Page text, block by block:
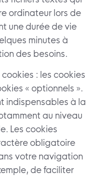
ordinateur lors de
une durée de vie
minutes à
des besoins.
: les cookies
« optionnels ».
indispensables à la
au niveau
Les cookies
obligatoire
votre navigation
de faciliter